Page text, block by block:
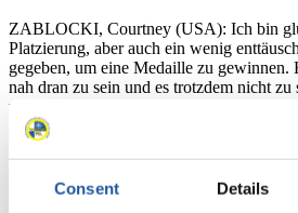
Consent Details
ZABLOCKI, Courtney (USA): Ich bin
Platzierung, aber auch ein wenig
gegeben, um eine Medaille zu gewinnen.
nah dran zu sein und es trotzdem nicht
wie wir die Deutschen bezwingen
nun schon so lange erfolgreich, aber
kommen viele Deutsche nach. Wir
können wir sie ja doch eines Tages
auch jetzt schon zumindest nah